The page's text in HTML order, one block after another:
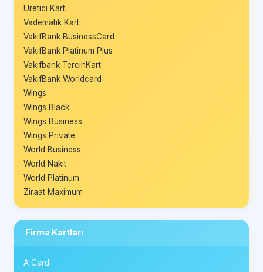
Üretici Kart
Vadematik Kart
VakıfBank BusinessCard
VakıfBank Platinum Plus
Vakıfbank TercihKart
VakıfBank Worldcard
Wings
Wings Black
Wings Business
Wings Private
World Business
World Nakit
World Platinum
Ziraat Maximum
Firma Kartları
A Card